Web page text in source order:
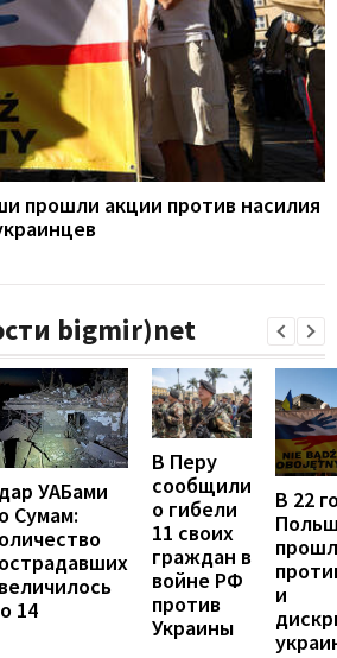
прошли акции против насилия
bigmir)net
УАБами
Сумам:
14
В Перу
сообщили
о гибели
11 своих
граждан в
войне РФ
против
Украины
В 22
и